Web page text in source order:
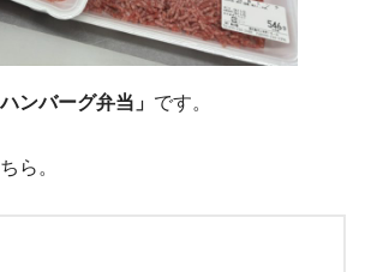
ハンバーグ弁当」 です。
ら。